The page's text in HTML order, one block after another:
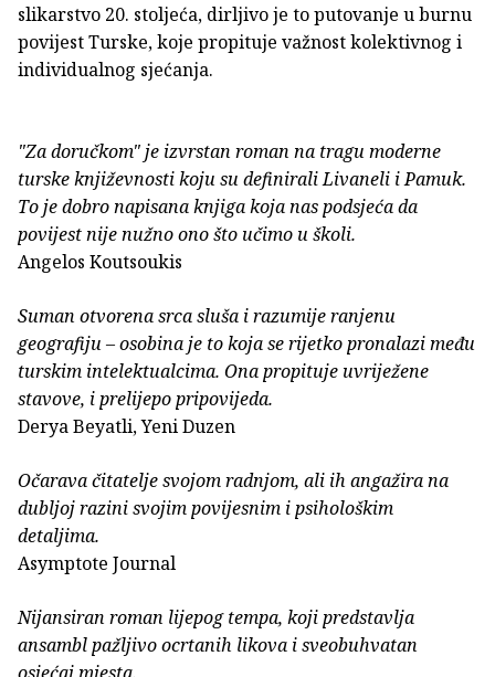
slikarstvo 20. stoljeća, dirljivo je to putovanje u burnu
povijest Turske, koje propituje važnost kolektivnog i
individualnog sjećanja.
"Za doručkom" je izvrstan roman na tragu moderne
turske književnosti koju su definirali Livaneli i Pamuk.
To je dobro napisana knjiga koja nas podsjeća da
povijest nije nužno ono što učimo u školi.
Angelos Koutsoukis
Suman otvorena srca sluša i razumije ranjenu
geografiju – osobina je to koja se rijetko pronalazi među
turskim intelektualcima. Ona propituje uvriježene
stavove, i prelijepo pripovijeda.
Derya Beyatli, Yeni Duzen
Očarava čitatelje svojom radnjom, ali ih angažira na
dubljoj razini svojim povijesnim i psihološkim
detaljima.
Asymptote Journal
Nijansiran roman lijepog tempa, koji predstavlja
ansambl pažljivo ocrtanih likova i sveobuhvatan